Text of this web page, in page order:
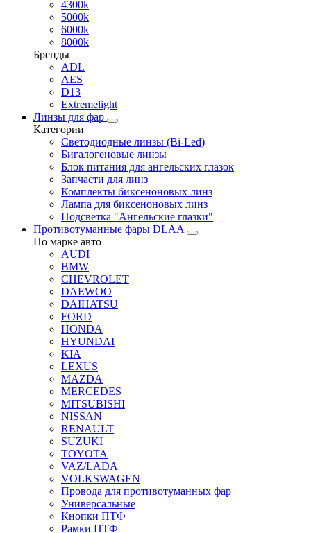
4300k
5000k
6000k
8000k
Бренды
ADL
AES
D13
Extremelight
Линзы для фар
Категории
Светодиодные линзы (Bi-Led)
Бигалогеновые линзы
Блок питания для ангельских глазок
Запчасти для линз
Комплекты биксеноновых линз
Лампа для биксеноновых линз
Подсветка "Ангельские глазки"
Противотуманные фары DLAA
По марке авто
AUDI
BMW
CHEVROLET
DAEWOO
DAIHATSU
FORD
HONDA
HYUNDAI
KIA
LEXUS
MAZDA
MERCEDES
MITSUBISHI
NISSAN
RENAULT
SUZUKI
TOYOTA
VAZ/LADA
VOLKSWAGEN
Провода для противотуманных фар
Универсальные
Кнопки ПТФ
Рамки ПТФ